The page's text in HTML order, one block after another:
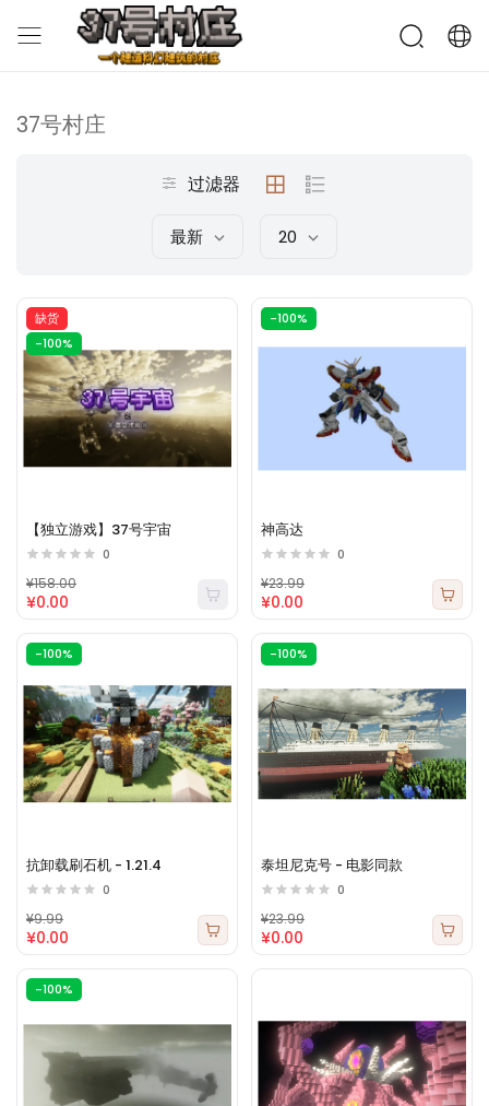
37号村庄
过滤器
最新 20
缺货
-100%
【独立游戏】37号宇宙
0
¥0.00
¥158.00
-100%
神高达
0
¥0.00
¥23.99
-100%
抗卸载刷石机 - 1.21.4
0
¥0.00
¥9.99
-100%
泰坦尼克号 - 电影同款
0
¥0.00
¥23.99
-100%